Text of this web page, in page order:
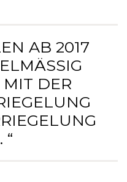
AB 2017
P
DER Z
O
A